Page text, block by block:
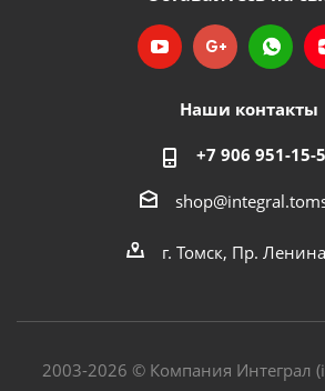
Наши контакты
+7 906 951-15-
г. Томск, Пр.
2003-2026 © Компания Интеграл